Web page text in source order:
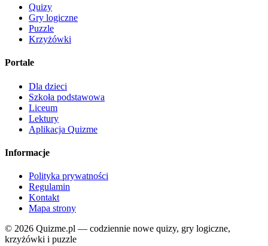
Quizy
Gry logiczne
Puzzle
Krzyżówki
Portale
Dla dzieci
Szkoła podstawowa
Liceum
Lektury
Aplikacja Quizme
Informacje
Polityka prywatności
Regulamin
Kontakt
Mapa strony
© 2026 Quizme.pl — codziennie nowe quizy, gry logiczne,
krzyżówki i puzzle